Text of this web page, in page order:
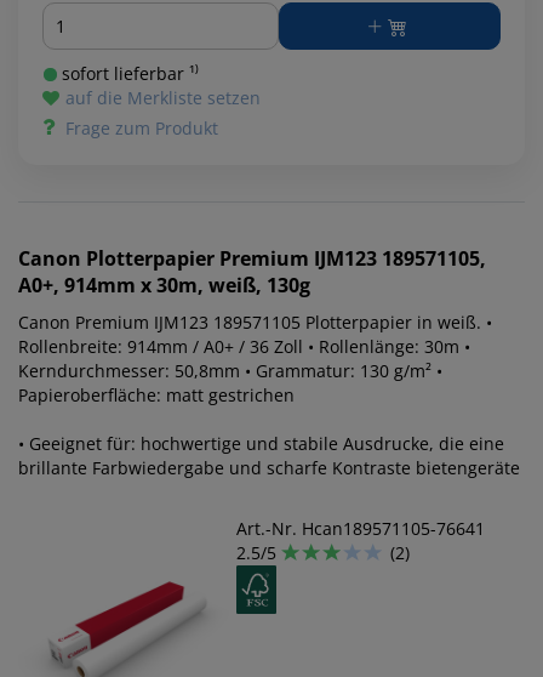
Menge
sofort lieferbar ¹⁾
auf die Merkliste setzen
Frage zum Produkt
Canon Plotterpapier Premium IJM123 189571105,
A0+, 914mm x 30m, weiß, 130g
Canon Premium IJM123 189571105 Plotterpapier in weiß. •
Rollenbreite: 914mm / A0+ / 36 Zoll • Rollenlänge: 30m •
Kerndurchmesser: 50,8mm • Grammatur: 130 g/m² •
Papieroberfläche: matt gestrichen
• Geeignet für: hochwertige und stabile Ausdrucke, die eine
brillante Farbwiedergabe und scharfe Kontraste bietengeräte
Art.-Nr. Hcan189571105-76641
2.5/5
(2)